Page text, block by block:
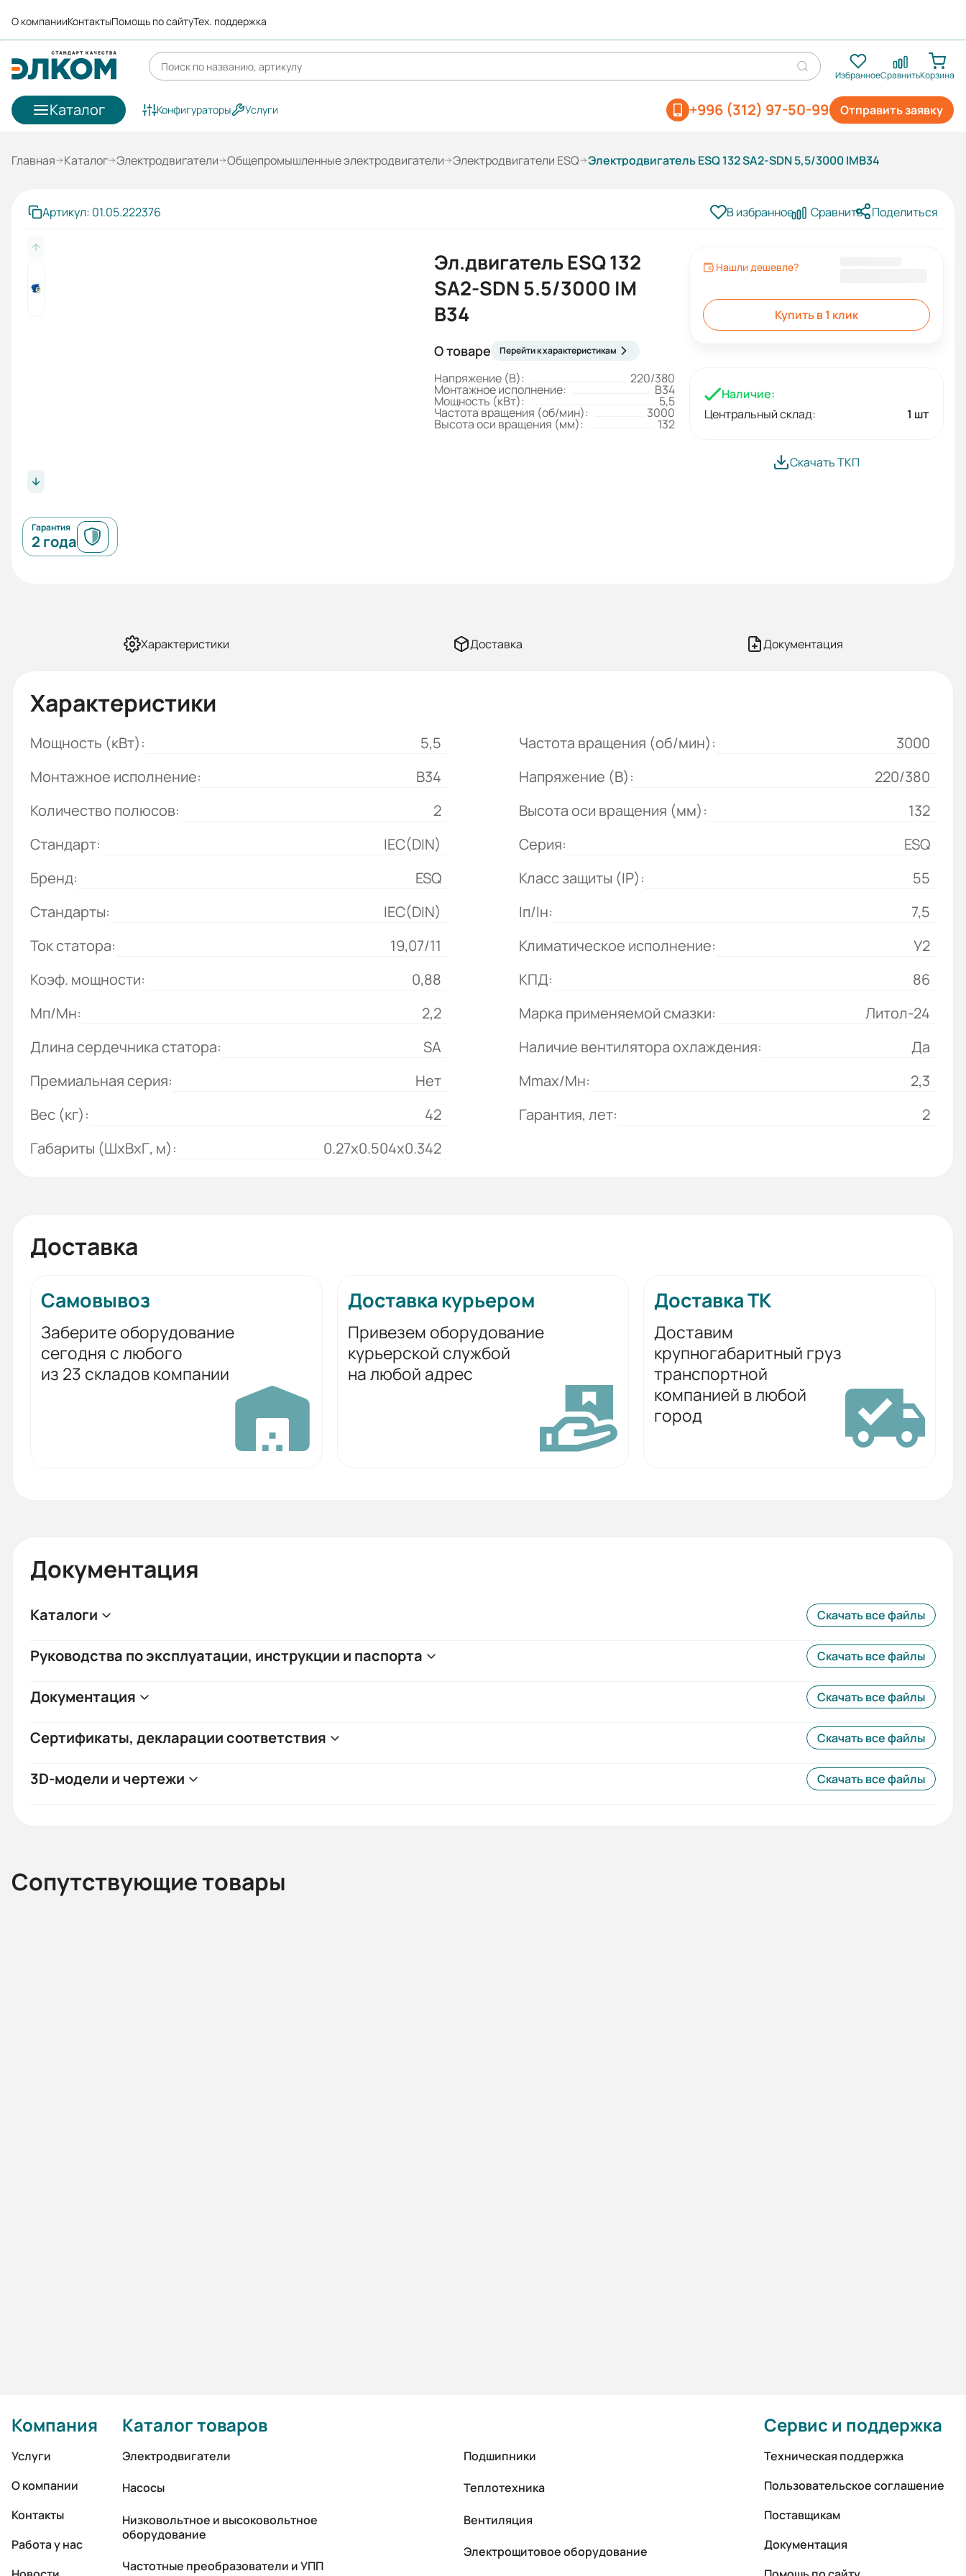
О компанииКонтактыПомощь по сайтуТех. поддержка
ИзбранноеСравнитьКорзина
Каталог Отправить заявку
+996 (312) 97-50-99
Конфигураторы Услуги
Главная Каталог Электродвигатели Общепромышленные электродвигатели Электродвигатели ESQ Электродвигатель ESQ 132 SA2-SDN 5,5/3000 IMB34
Артикул: 01.05.222376 В избранное Сравнить Поделиться
Гарантия
2 года
Эл.двигатель ESQ 132
SA2-SDN 5.5/3000 IM
B34
О товаре Перейти к характеристикам
Напряжение (В): 220/380
Монтажное исполнение: B34
Мощность (кВт): 5,5
Частота вращения (об/мин): 3000
Высота оси вращения (мм): 132
Нашли дешевле?
Купить в 1 клик
Наличие:
Центральный склад:
1 шт
Скачать ТКП
Характеристики Доставка Документация
Характеристики
Мощность (кВт): 5,5 Частота вращения (об/мин):
3000
Монтажное исполнение:
B34 Напряжение (В):
220/380
Количество полюсов:
2 Высота оси вращения (мм):
132
Стандарт:
IEC(DIN) Серия:
ESQ
Бренд:
ESQ Класс защиты (IP):
55
Стандарты:
IEC(DIN) Iп/Iн:
7,5
Ток статора:
19,07/11 Климатическое исполнение:
У2
Коэф. мощности:
0,88 КПД:
86
Мп/Мн:
2,2 Марка применяемой смазки:
Литол-24
Длина сердечника статора:
SA Наличие вентилятора охлаждения:
Да
Премиальная серия:
Нет Mmax/Mн:
2,3
Вес (кг):
42 Гарантия, лет:
2
Габариты (ШхВхГ, м):
0.27x0.504x0.342
Доставка
Самовывоз
Заберите оборудование
сегодня с любого
из 23 складов компании
Доставка курьером
Привезем оборудование
курьерской службой
на любой адрес
Доставка ТК
Доставим
крупногабаритный груз
транспортной
компанией в любой
город
Документация
Каталоги Скачать все файлы
Руководства по эксплуатации, инструкции и паспорта Скачать все файлы
Документация Скачать все файлы
Сертификаты, декларации соответствия Скачать все файлы
3D-модели и чертежи Скачать все файлы
Сопутствующие товары
Компания
Услуги
О компании
Контакты
Работа у нас
Каталог товаров
Электродвигатели
Насосы
Низковольтное и высоковольтное
оборудование
Частотные преобразователи и УПП
Подшипники
Теплотехника
Вентиляция
Электрощитовое оборудование
Сервис и поддержка
Техническая поддержка
Пользовательское соглашение
Поставщикам
Документация